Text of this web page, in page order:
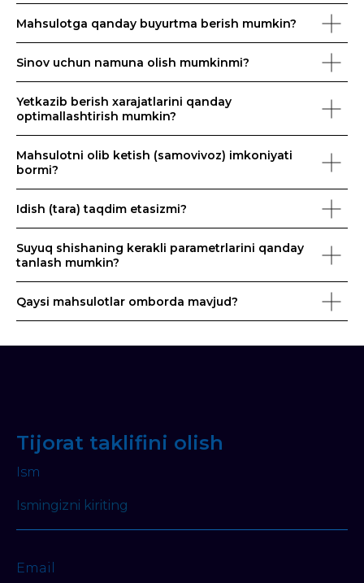
Mahsulotga qanday buyurtma berish mumkin?
Sinov uchun namuna olish mumkinmi?
Yetkazib berish xarajatlarini qanday
optimallashtirish mumkin?
Mahsulotni olib ketish (samovivoz) imkoniyati
bormi?
Idish (tara) taqdim etasizmi?
Suyuq shishaning kerakli parametrlarini qanday
tanlash mumkin?
Qaysi mahsulotlar omborda mavjud?
Tijorat taklifini olish
Ism
Email